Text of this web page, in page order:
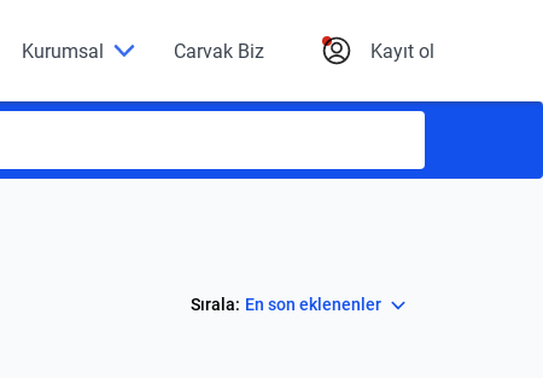
Kurumsal Carvak Biz Kayıt ol
Sırala: En son eklenenler